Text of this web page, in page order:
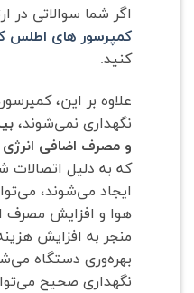
اگر شما سوالاتی در
کمپرسور های اطلس
کنید.
علاوه بر این،
نگهداری نمی‌شوند،
و مصرف اضافی انرژی
که به دلیل اتصالات
ایجاد می‌شوند،
هوا و افزایش مصرف
منجر به افزایش
بهره‌وری دستگاه
نگهداری صحیح